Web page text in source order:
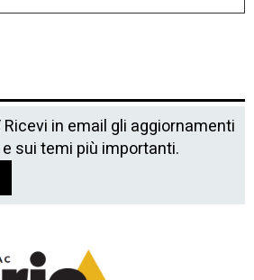
in email gli aggiornamenti
sui temi più importanti.